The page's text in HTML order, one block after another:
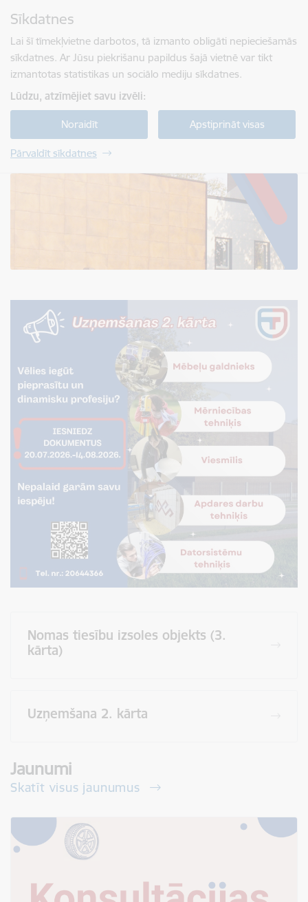
Sīkdatnes
Lai šī tīmekļvietne darbotos, tā izmanto obligāti nepieciešamās
sīkdatnes. Ar Jūsu piekrišanu papildus šajā vietnē var tikt
izmantotas statistikas un sociālo mediju sīkdatnes.
Lūdzu, atzīmējiet savu izvēli:
Noraidīt Apstiprināt visas
Pārvaldīt sīkdatnes
Nomas tiesību izsoles objekts (3.
kārta)
Uzņemšana 2. kārta
Jaunumi
Skatīt visus jaunumus